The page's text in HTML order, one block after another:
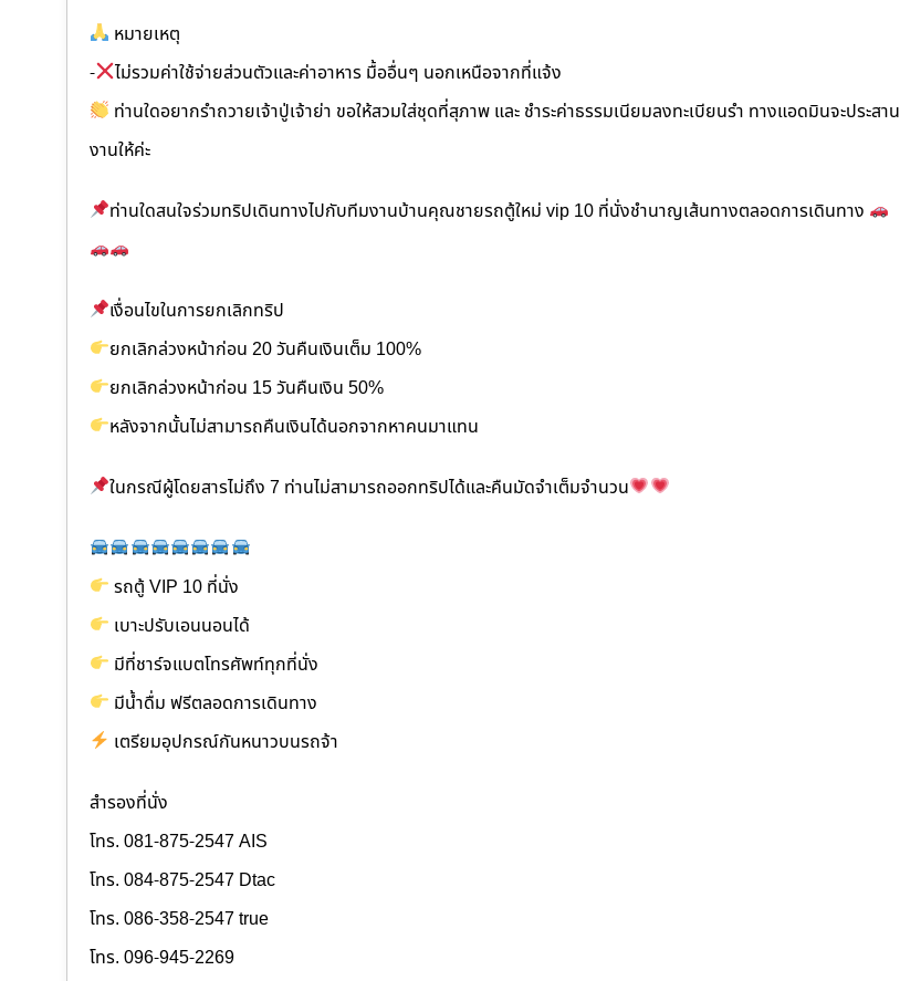
หมายเหตุ
-
ไม่รวมค่าใช้จ่ายส่วนตัวและค่าอาหาร มื้ออื่นๆ นอกเหนือจากที่แจ้ง
ท่านใดอยากรำถวายเจ้าปู่เจ้าย่า ขอให้สวมใส่ชุดที่สุภาพ และ ชำระค่าธรรมเนียมลงทะเบียนรำ ทางแอดมินจะประสาน
งานให้ค่ะ
ท่านใดสนใจร่วมทริปเดินทางไปกับทีมงานบ้านคุณชายรถตู้ใหม่ vip 10 ที่นั่งชำนาญเส้นทางตลอดการเดินทาง
เงื่อนไขในการยกเลิกทริป
ยกเลิกล่วงหน้าก่อน 20 วันคืนเงินเต็ม 100%
ยกเลิกล่วงหน้าก่อน 15 วันคืนเงิน 50%
หลังจากนั้นไม่สามารถคืนเงินได้นอกจากหาคนมาแทน
ในกรณีผู้โดยสารไม่ถึง 7 ท่านไม่สามารถออกทริปได้และคืนมัดจำเต็มจำนวน
รถตู้ VIP 10 ที่นั่ง
เบาะปรับเอนนอนได้
มีที่ชาร์จแบตโทรศัพท์ทุกที่นั่ง
มีน้ำดื่ม ฟรีตลอดการเดินทาง
เตรียมอุปกรณ์กันหนาวบนรถจ้า
สำรองที่นั่ง
โทร. 081-875-2547 AIS
โทร. 084-875-2547 Dtac
โทร. 086-358-2547 true
โทร. 096-945-2269